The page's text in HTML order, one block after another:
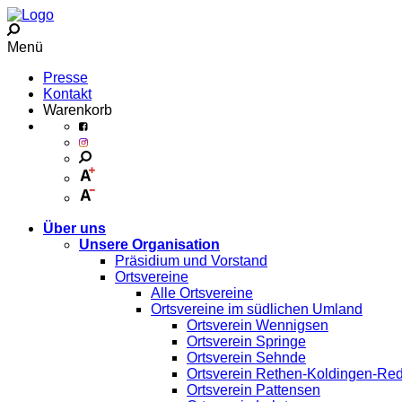
Menü
Presse
Kontakt
Warenkorb
Über uns
Unsere Organisation
Präsidium und Vorstand
Ortsvereine
Alle Ortsvereine
Ortsvereine im südlichen Umland
Ortsverein Wennigsen
Ortsverein Springe
Ortsverein Sehnde
Ortsverein Rethen-Koldingen-
Ortsverein Pattensen